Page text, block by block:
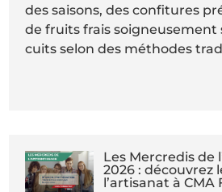
des saisons, des confitures
de fruits frais soigneusement
cuits selon des méthodes
Les Mercredis de
2026 : découvrez
l’artisanat à